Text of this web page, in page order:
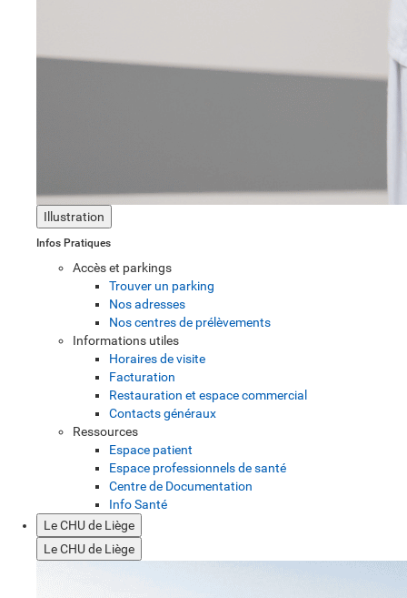
Illustration
Infos Pratiques
Accès et parkings
Trouver un parking
Nos adresses
Nos centres de prélèvements
Informations utiles
Horaires de visite
Facturation
Restauration et espace commercial
Contacts généraux
Ressources
Espace patient
Espace professionnels de santé
Centre de Documentation
Info Santé
Le CHU de Liège
Le CHU de Liège